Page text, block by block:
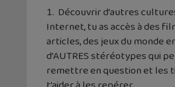
Découvrir d’autres
Internet, tu as accès à des
articles, des jeux du monde
d’AUTRES stéréotypes qui
remettre en question et les